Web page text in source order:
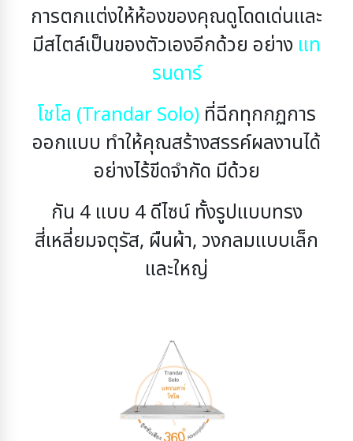
การตกแต่งให้ห้องของคุณดูโดดเด่นและ
มีสไตล์เป็นของตัวเองอีกด้วย อย่าง แท
รนดาร์
โชโล (Trandar Solo) ที่ฉีกทุกกฏการ
ออกแบบ ทำให้คุณสร้างสรรค์ผลงานได้
อย่างไร้ขีดจำกัด มีด้วย
กัน 4 แบบ 4 ดีไซน์ ทั้งรูปแบบทรง
สี่เหลี่ยมจตุรัส, ผืนผ้า, วงกลมแบบเล็ก
และใหญ่